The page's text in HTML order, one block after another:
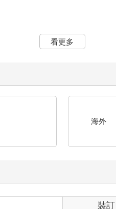
看更多
海外
裝訂